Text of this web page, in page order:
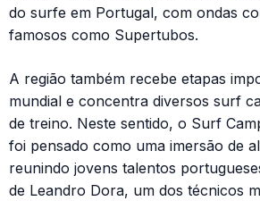
do surfe em Portugal, com ondas
famosos como Supertubos.
A região também recebe etapas
mundial e concentra diversos surf
de treino. Neste sentido, o Surf
foi pensado como uma imersão de
reunindo jovens talentos
de Leandro Dora, um dos técnicos